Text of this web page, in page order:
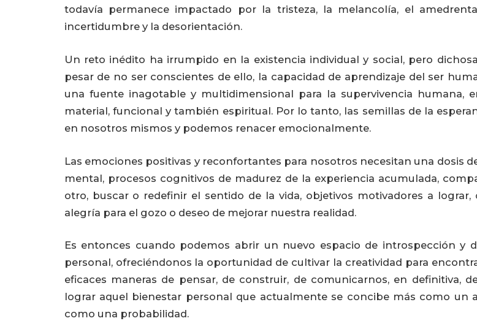
todavía permanece impactado por la tristeza, la melancolía, el
incertidumbre y la desorientación.
Un reto inédito ha irrumpido en la existencia individual y social, pero
pesar de no ser conscientes de ello, la capacidad de aprendizaje del ser
una fuente inagotable y multidimensional para la supervivencia humana,
material, funcional y también espiritual. Por lo tanto, las semillas de la
en nosotros mismos y podemos renacer emocionalmente.
Las emociones positivas y reconfortantes para nosotros necesitan una dosis
mental, procesos cognitivos de madurez de la experiencia acumulada,
otro, buscar o redefinir el sentido de la vida, objetivos motivadores a lograr,
alegría para el gozo o deseo de mejorar nuestra realidad.
Es entonces cuando podemos abrir un nuevo espacio de introspección y
personal, ofreciéndonos la oportunidad de cultivar la creatividad para
eficaces maneras de pensar, de construir, de comunicarnos, en definitiva,
lograr aquel bienestar personal que actualmente se concibe más como un
como una probabilidad.